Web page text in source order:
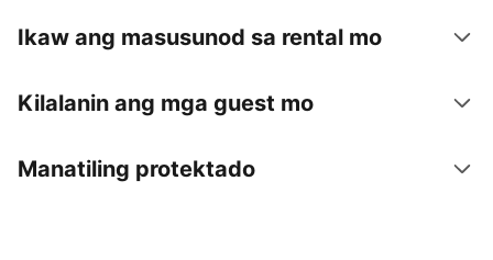
Ikaw ang masusunod sa rental mo
Kilalanin ang mga guest mo
Manatiling protektado